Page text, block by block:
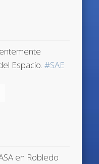
Espacio.#SAE
en Robledo